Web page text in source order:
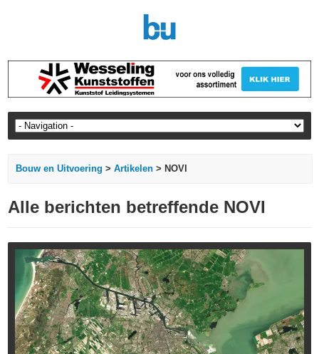
Bouw en Uitvoering >Artikelen > NOVI
Alle berichten betreffende NOVI